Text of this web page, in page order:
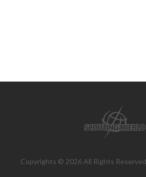
Copyrights © 2026 All Rights